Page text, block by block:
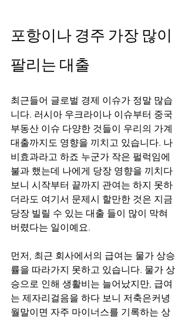
포항이나 경주 가장 많이
팔리는 대출
최근들어 글로벌 경제 이슈가 정말 많습
니다. 러시아 우크라이나 이슈부터 중국
부동산 이슈 다양한 것들이 우리의 가계
대출까지도 영향을 끼치고 있습니다. 나
비효과라고 하죠 누군가 작은 펄럭임에
불과 했는데 나에게 당장 영향을 끼치다
보니 시작부터 끝까지 관여는 하지 못하
더라도 여기서 문제시 할만한 것은 지금
당장 빌릴 수 있는 대출 들이 많이 막혀
버렸다는 일이예요.
먼저, 최근 회사에서의 급여는 물가 상승
률을 따라가지 못하고 있습니다. 물가 상
승으로 인해 생활비는 늘어났지만, 급여
는 제자리걸음을 하다 보니 저축은커녕
월말이면 자주 마이너스를 기록하는 상